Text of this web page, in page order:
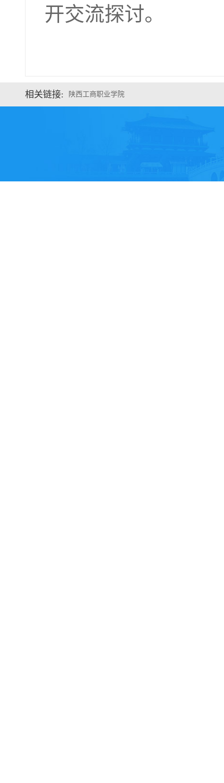
开交流探讨。
相关链接: 陕西工商职业学院